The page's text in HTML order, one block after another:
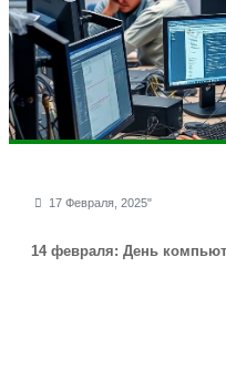
14 февраля: День
17 Февраля, 2025"